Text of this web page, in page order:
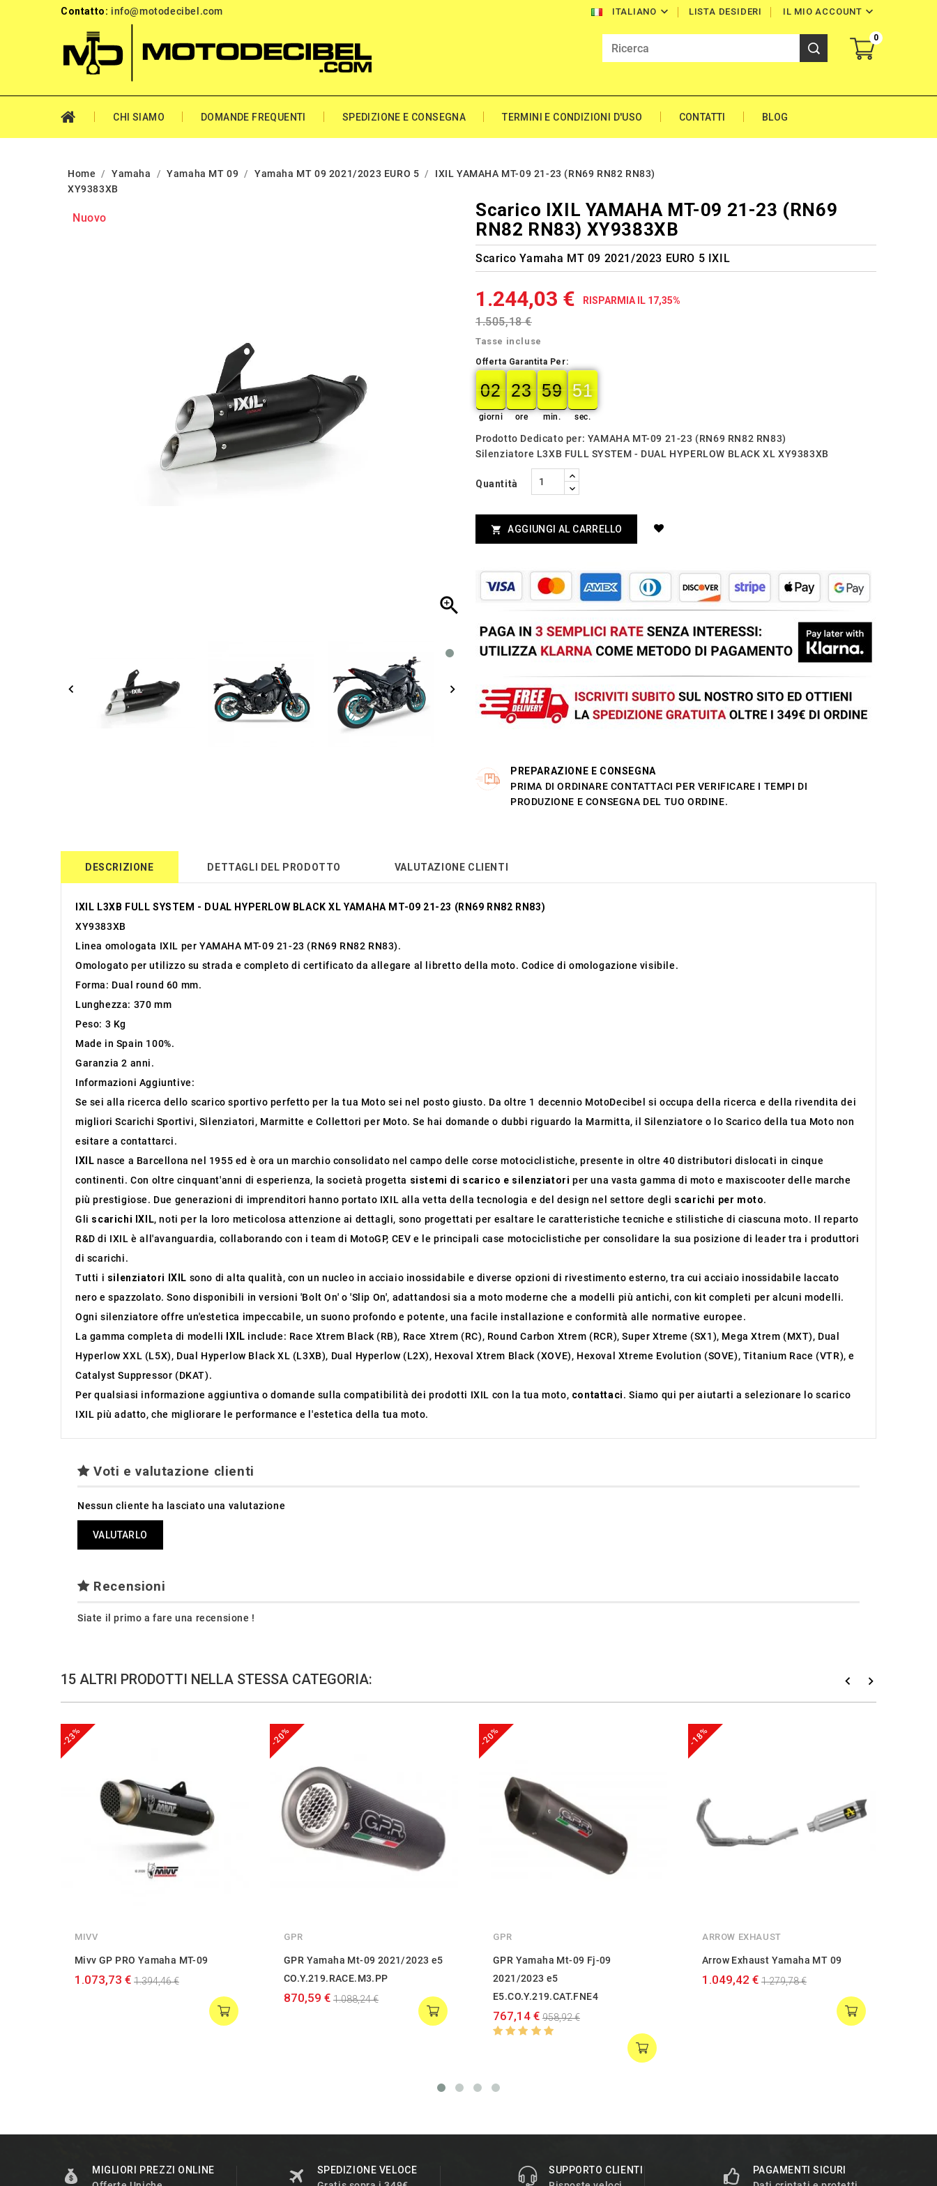
Contatto: info@motodecibel.com ITALIANO  IL MIO ACCOUNT 
LISTA DESIDERI
0
CHI SIAMO DOMANDE FREQUENTI SPEDIZIONE E CONSEGNA TERMINI E CONDIZIONI D'USO CONTATTI BLOG
Home Yamaha Yamaha MT 09 Yamaha MT 09 2021/2023 EURO 5
IXIL YAMAHA MT-09 21-23 (RN69 RN82 RN83)
XY9383XB
Nuovo

Scarico IXIL YAMAHA MT-09 21-23 (RN69
RN82 RN83) XY9383XB
Scarico Yamaha MT 09 2021/2023 EURO 5 IXIL
1.244,03 € RISPARMIA IL 17,35%
1.505,18 €
Tasse incluse
Offerta Garantita Per:
02
02
00
giorni
23
23
00
ore
59
59
00
min.
49
49
50
sec.
Prodotto Dedicato per: YAMAHA MT-09 21-23 (RN69 RN82 RN83)
Silenziatore L3XB FULL SYSTEM - DUAL HYPERLOW BLACK XL XY9383XB
Quantità
 AGGIUNGI AL CARRELLO
PREPARAZIONE E CONSEGNA
PRIMA DI ORDINARE CONTATTACI PER VERIFICARE I TEMPI DI
PRODUZIONE E CONSEGNA DEL TUO ORDINE.
DESCRIZIONE DETTAGLI DEL PRODOTTO VALUTAZIONE CLIENTI
IXIL L3XB FULL SYSTEM - DUAL HYPERLOW BLACK XL YAMAHA MT-09 21-23 (RN69 RN82 RN83)
XY9383XB
Linea omologata IXIL per YAMAHA MT-09 21-23 (RN69 RN82 RN83).
Omologato per utilizzo su strada e completo di certificato da allegare al libretto della moto. Codice di omologazione visibile.
Forma: Dual round 60 mm.
Lunghezza: 370 mm
Peso: 3 Kg
Made in Spain 100%.
Garanzia 2 anni.
Informazioni Aggiuntive:
Se sei alla ricerca dello scarico sportivo perfetto per la tua Moto sei nel posto giusto. Da oltre 1 decennio MotoDecibel si occupa della ricerca e della rivendita dei
migliori Scarichi Sportivi, Silenziatori, Marmitte e Collettori per Moto. Se hai domande o dubbi riguardo la Marmitta, il Silenziatore o lo Scarico della tua Moto non
esitare a contattarci.
IXIL nasce a Barcellona nel 1955 ed è ora un marchio consolidato nel campo delle corse motociclistiche, presente in oltre 40 distributori dislocati in cinque
continenti. Con oltre cinquant'anni di esperienza, la società progetta sistemi di scarico e silenziatori per una vasta gamma di moto e maxiscooter delle marche
più prestigiose. Due generazioni di imprenditori hanno portato IXIL alla vetta della tecnologia e del design nel settore degli scarichi per moto.
Gli scarichi IXIL, noti per la loro meticolosa attenzione ai dettagli, sono progettati per esaltare le caratteristiche tecniche e stilistiche di ciascuna moto. Il reparto
R&D di IXIL è all'avanguardia, collaborando con i team di MotoGP, CEV e le principali case motociclistiche per consolidare la sua posizione di leader tra i produttori
di scarichi.
Tutti i silenziatori IXIL sono di alta qualità, con un nucleo in acciaio inossidabile e diverse opzioni di rivestimento esterno, tra cui acciaio inossidabile laccato
nero e spazzolato. Sono disponibili in versioni 'Bolt On' o 'Slip On', adattandosi sia a moto moderne che a modelli più antichi, con kit completi per alcuni modelli.
Ogni silenziatore offre un'estetica impeccabile, un suono profondo e potente, una facile installazione e conformità alle normative europee.
La gamma completa di modelli
IXIL include: Race Xtrem Black (RB), Race Xtrem (RC), Round Carbon Xtrem (RCR), Super Xtreme (SX1), Mega Xtrem (MXT), Dual
Hyperlow XXL (L5X), Dual Hyperlow Black XL (L3XB), Dual Hyperlow (L2X), Hexoval Xtrem Black (XOVE), Hexoval Xtreme Evolution (SOVE), Titanium Race (VTR), e
Catalyst Suppressor (DKAT).
Per qualsiasi informazione aggiuntiva o domande sulla compatibilità dei prodotti IXIL con la tua moto, contattaci. Siamo qui per aiutarti a selezionare lo scarico
IXIL più adatto, che migliorare le performance e l'estetica della tua moto.
Voti e valutazione clienti
Nessun cliente ha lasciato una valutazione
VALUTARLO
Recensioni
Siate il primo a fare una recensione !
15 ALTRI PRODOTTI NELLA STESSA CATEGORIA:
-23%
MIVV
Mivv GP PRO Yamaha MT-09
1.073,73 € 1.394,46 €
-20%
GPR
GPR Yamaha Mt-09 2021/2023 e5
CO.Y.219.RACE.M3.PP
870,59 € 1.088,24 €
-20%
GPR
GPR Yamaha Mt-09 Fj-09
2021/2023 e5
E5.CO.Y.219.CAT.FNE4
767,14 € 958,92 €
-18%
ARROW EXHAUST
Arrow Exhaust Yamaha MT 09
1.049,42 € 1.279,78 €
MIGLIORI PREZZI ONLINE
SPEDIZIONE VELOCE
SUPPORTO CLIENTI
PAGAMENTI SICURI